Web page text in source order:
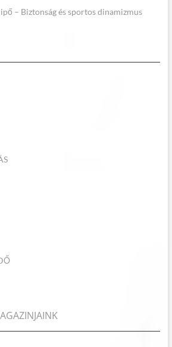
– Biztonság és sportos dinamizmus